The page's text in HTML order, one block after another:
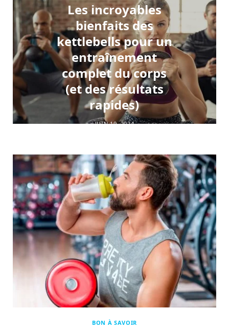
Les incroyables
bienfaits des
kettlebells pour un
entraînement
complet du corps
(et des résultats
rapides)
JUIN 19, 2024
BON À SAVOIR